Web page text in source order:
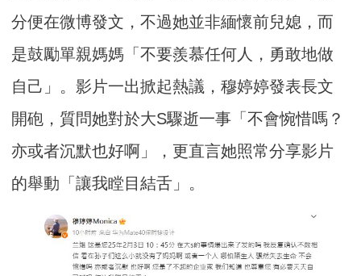
分便在微博發文，不過她並非緬懷前兒媳，而
是鼓勵單親媽媽「不要羨慕任何人，勇敢地做
自己」。影片一出掀起熱議，穆婷婷發表長文
開砲，質問她對於大S驟逝一事「不會惋惜嗎？
亦或者沉默也好啊」，更直言她照常分享影片
的舉動「讓我瞠目結舌」。